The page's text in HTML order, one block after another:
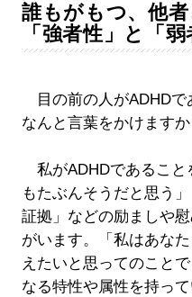
誰もがもつ、他
「強者性」と「弱
目の前の人がADHDで
なんと言葉をかけます
私がADHDであること
もたぶんそうだと思う
証拠」などの励ましや
がいます。「私はあな
えたいと思ってのこと
なる特性や属性を持っ